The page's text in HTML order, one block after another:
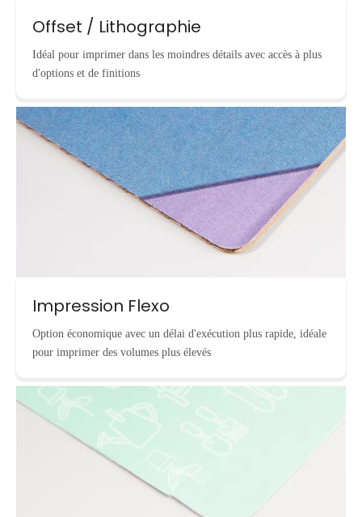
Offset / Lithographie
Idéal pour imprimer dans les moindres détails avec accès à plus
d'options et de finitions
Impression Flexo
Option économique avec un délai d'exécution plus rapide, idéale
pour imprimer des volumes plus élevés